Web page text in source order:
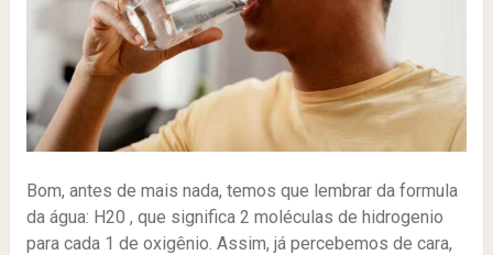
Bom, antes de mais nada, temos que lembrar da formula
da água: H20 , que significa 2 moléculas de hidrogenio
para cada 1 de oxigênio. Assim, já percebemos de cara,